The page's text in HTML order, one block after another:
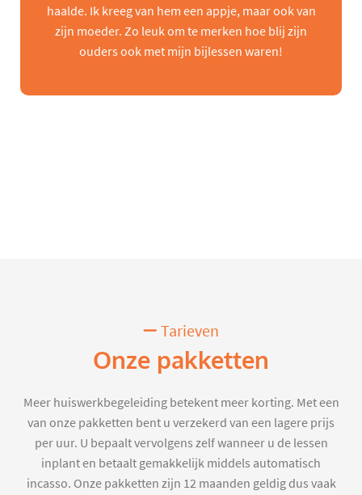
haalde. Ik kreeg van hem een appje, maar ook van
zijn moeder. Zo leuk om te merken hoe blij zijn
ouders ook met mijn bijlessen waren!
Tarieven
Onze pakketten
Meer huiswerkbegeleiding betekent meer korting. Met een
van onze pakketten bent u verzekerd van een lagere prijs
per uur. U bepaalt vervolgens zelf wanneer u de lessen
inplant en betaalt gemakkelijk middels automatisch
incasso. Onze pakketten zijn 12 maanden geldig dus vaak